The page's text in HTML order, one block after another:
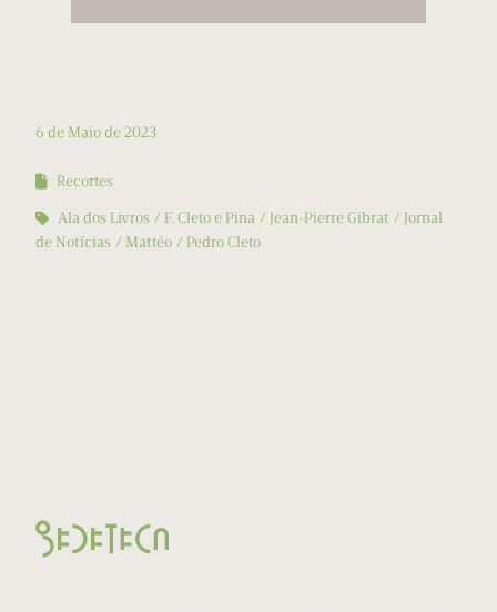
6 de Maio de 2023
Recortes
Ala dos Livros
F. Cleto e Pina Jean-Pierre Gibrat
Jornal
de Notícias
Mattéo Pedro Cleto